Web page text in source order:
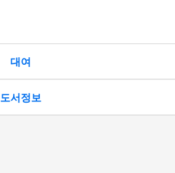
대여
도서정보